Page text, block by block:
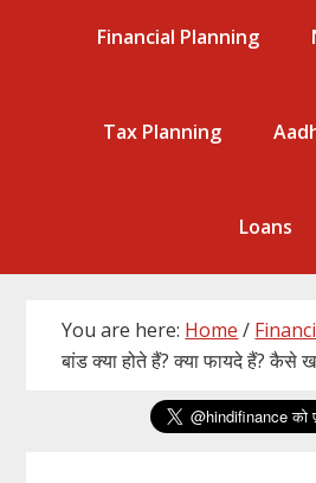
Financial Planning
Tax Planning
Loans
You are here: Home /
बांड क्या होते हैं? क्या फायदे हैं? कैसे